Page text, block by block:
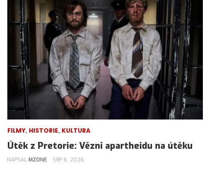
FILMY, HISTORIE, KULTURA
Útěk z Pretorie: Vězni apartheidu na útěku
NAPSAL MZONE SRP 6, 2026